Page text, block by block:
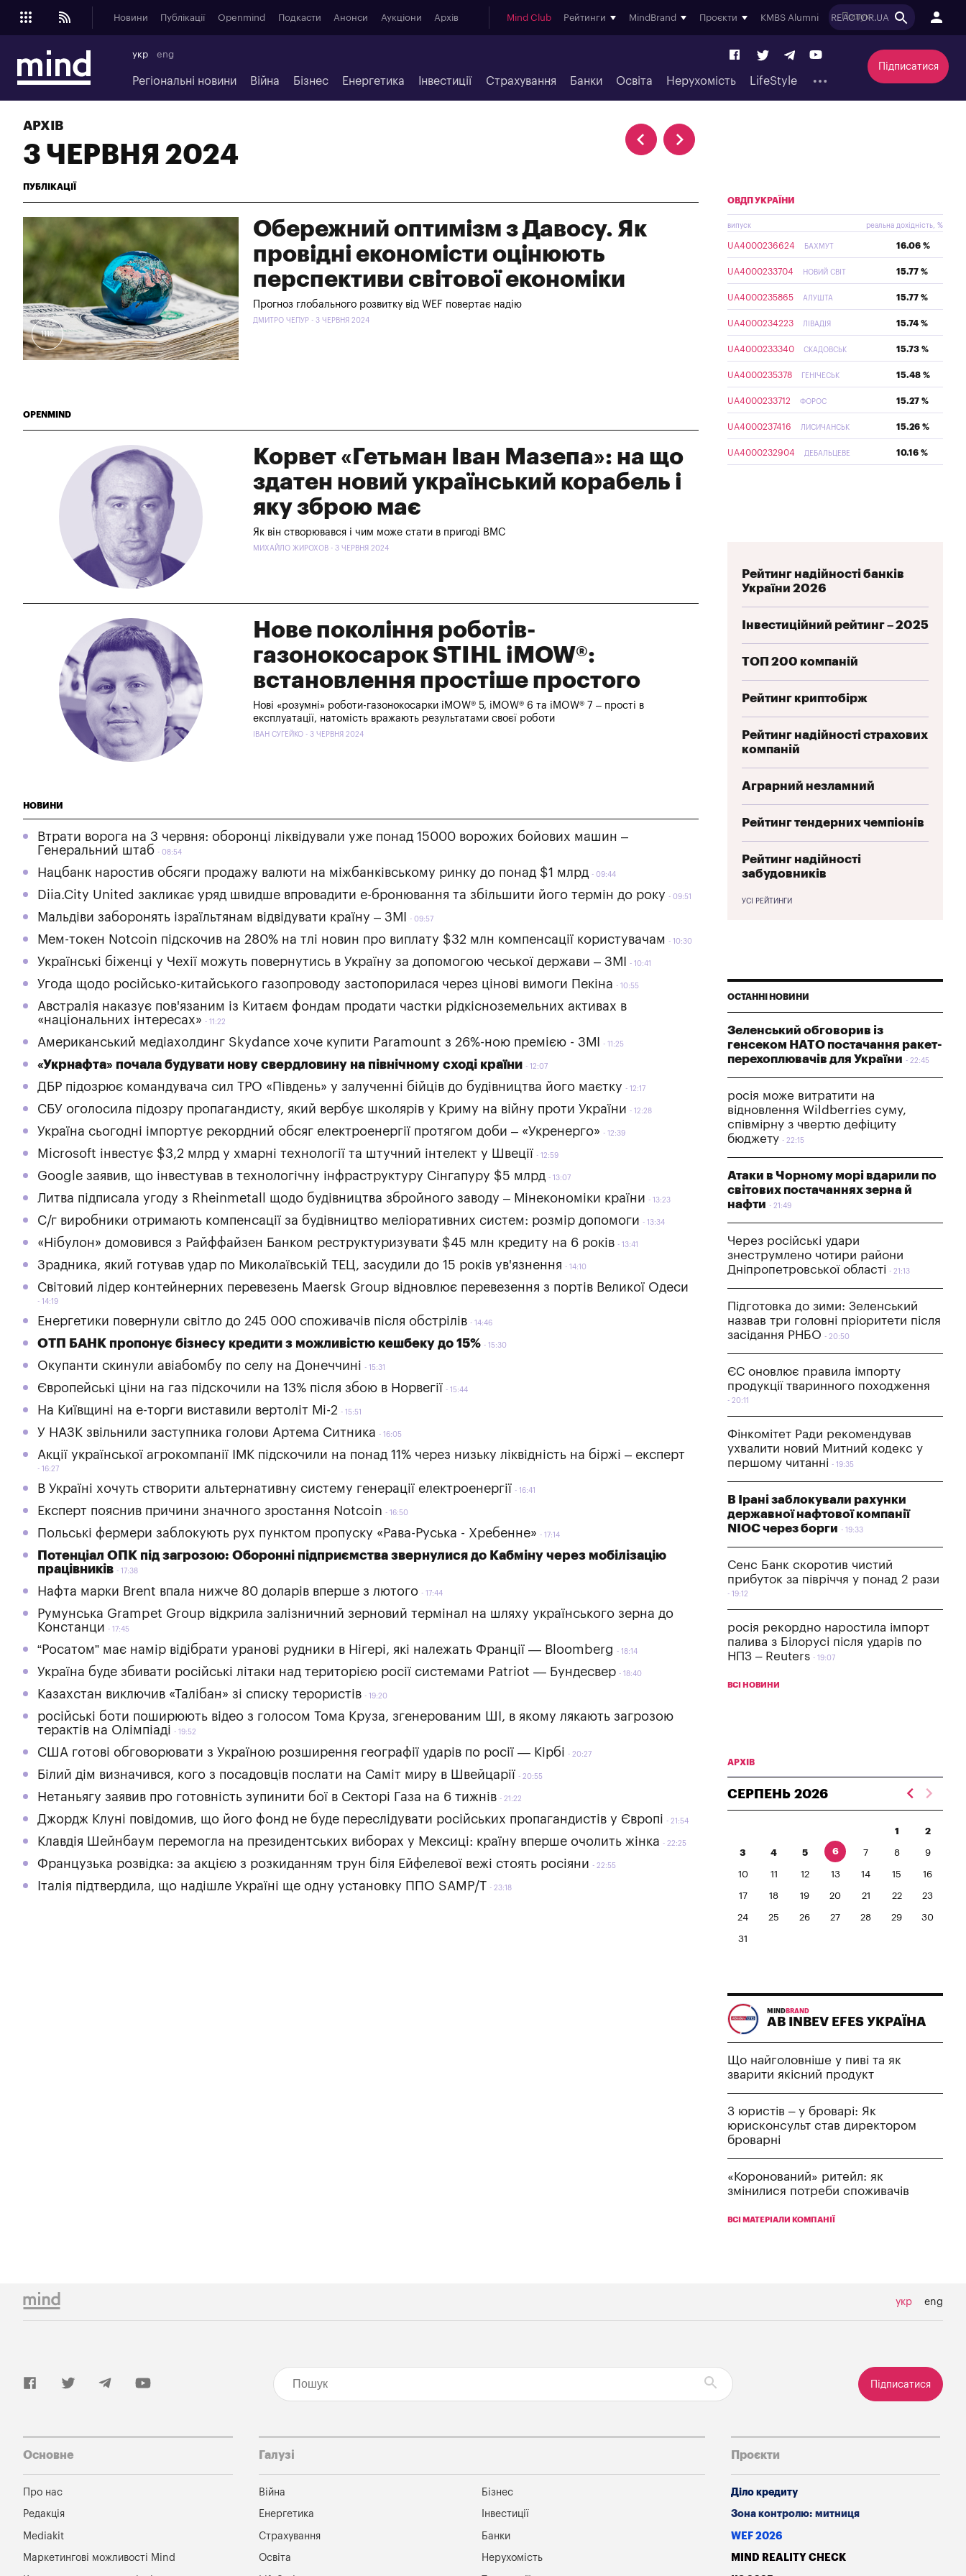
Новини Публікації Openmind Подкасти Анонси Аукціони Архів Mind Club Рейтинги MindBrand Проєкти KMBS Alumni REACTOR.UA
укр eng
Регіональні новини Війна Бізнес Енергетика Інвестиції Страхування Банки Освіта Нерухомість LifeStyle
Підписатися
АРХІВ
3 ЧЕРВНЯ 2024
ПУБЛІКАЦІЇ
1118
Обережний оптимізм з Давосу. Як
провідні економісти оцінюють
перспективи світової економіки
Прогноз глобального розвитку від WEF повертає надію
ДМИТРО ЧЕПУР - 3 ЧЕРВНЯ 2024
OPENMIND
Корвет «Гетьман Іван Мазепа»: на що
здатен новий український корабель і
яку зброю має
Як він створювався і чим може стати в пригоді ВМС
МИХАЙЛО ЖИРОХОВ - 3 ЧЕРВНЯ 2024
Нове покоління роботів-
газонокосарок STIHL iMOW®:
встановлення простіше простого
Нові «розумні» роботи-газонокосарки iMOW® 5, iMOW® 6 та iMOW® 7 – прості в
експлуатації, натомість вражають результатами своєї роботи
ІВАН СУГЕЙКО - 3 ЧЕРВНЯ 2024
НОВИНИ
Втрати ворога на 3 червня: оборонці ліквідували уже понад 15000 ворожих бойових машин –
Генеральний штаб
08:54
Нацбанк наростив обсяги продажу валюти на міжбанківському ринку до понад $1 млрд 09:44
Diia.City United закликає уряд швидше впровадити е-бронювання та збільшити його термін до року 09:51
Мальдіви заборонять ізраїльтянам відвідувати країну – ЗМІ 09:57
Мем-токен Notcoin підскочив на 280% на тлі новин про виплату $32 млн компенсації користувачам 10:30
Українські біженці у Чехії можуть повернутись в Україну за допомогою чеської держави – ЗМІ 10:41
Угода щодо російсько-китайського газопроводу застопорилася через цінові вимоги Пекіна 10:55
Австралія наказує пов'язаним із Китаєм фондам продати частки рідкісноземельних активах в
«національних інтересах»
11:22
Американський медіахолдинг Skydance хоче купити Paramount з 26%-ною премією - ЗМІ 11:25
«Укрнафта» почала будувати нову свердловину на північному сході країни 12:07
ДБР підозрює командувача сил ТРО «Південь» у залученні бійців до будівництва його маєтку 12:17
СБУ оголосила підозру пропагандисту, який вербує школярів у Криму на війну проти України 12:28
Україна сьогодні імпортує рекордний обсяг електроенергії протягом доби – «Укренерго» 12:39
Microsoft інвестує $3,2 млрд у хмарні технології та штучний інтелект у Швеції 12:59
Google заявив, що інвестував в технологічну інфраструктуру Сінгапуру $5 млрд 13:07
Литва підписала угоду з Rheinmetall щодо будівництва збройного заводу – Мінекономіки країни 13:23
С/г виробники отримають компенсації за будівництво меліоративних систем: розмір допомоги 13:34
«Нібулон» домовився з Райффайзен Банком реструктуризувати $45 млн кредиту на 6 років 13:41
Зрадника, який готував удар по Миколаївській ТЕЦ, засудили до 15 років ув'язнення 14:10
Світовий лідер контейнерних перевезень Maersk Group відновлює перевезення з портів Великої Одеси
14:19
Енергетики повернули світло до 245 000 споживачів після обстрілів 14:46
ОТП БАНК пропонує бізнесу кредити з можливістю кешбеку до 15% 15:30
Окупанти скинули авіабомбу по селу на Донеччині 15:31
Європейські ціни на газ підскочили на 13% після збою в Норвегії 15:44
На Київщині на е-торги виставили вертоліт Мі-2 15:51
У НАЗК звільнили заступника голови Артема Ситника 16:05
Акції української агрокомпанії ІМК підскочили на понад 11% через низьку ліквідність на біржі – експерт
16:27
В Україні хочуть створити альтернативну систему генерації електроенергії 16:41
Експерт пояснив причини значного зростання Notcoin 16:50
Польські фермери заблокують рух пунктом пропуску «Рава-Руська - Хребенне» 17:14
Потенціал ОПК під загрозою: Оборонні підприємства звернулися до Кабміну через мобілізацію
працівників
17:38
Нафта марки Brent впала нижче 80 доларів вперше з лютого 17:44
Румунська Grampet Group відкрила залізничний зерновий термінал на шляху українського зерна до
Констанци
17:45
“Росатом” має намір відібрати уранові рудники в Нігері, які належать Франції — Bloomberg 18:14
Україна буде збивати російські літаки над територією росії системами Patriot — Бундесвер 18:40
Казахстан виключив «Талібан» зі списку терористів 19:20
російські боти поширюють відео з голосом Тома Круза, згенерованим ШІ, в якому лякають загрозою
терактів на Олімпіаді
19:52
США готові обговорювати з Україною розширення географії ударів по росії — Кірбі 20:27
Білий дім визначився, кого з посадовців послати на Саміт миру в Швейцарії 20:55
Нетаньягу заявив про готовність зупинити бої в Секторі Газа на 6 тижнів 21:22
Джордж Клуні повідомив, що його фонд не буде переслідувати російських пропагандистів у Європі 21:54
Клавдія Шейнбаум перемогла на президентських виборах у Мексиці: країну вперше очолить жінка 22:25
Французька розвідка: за акцією з розкиданням трун біля Ейфелевої вежі стоять росіяни 22:55
Італія підтвердила, що надішле Україні ще одну установку ППО SAMP/T 23:18
ОВДП УКРАЇНИ
випуск реальна дохідність, %
UA4000236624 БАХМУТ 16.06 %
UA4000233704 НОВИЙ СВІТ 15.77 %
UA4000235865 АЛУШТА 15.77 %
UA4000234223 ЛІВАДІЯ 15.74 %
UA4000233340 СКАДОВСЬК 15.73 %
UA4000235378 ГЕНІЧЕСЬК 15.48 %
UA4000233712 ФОРОС 15.27 %
UA4000237416 ЛИСИЧАНСЬК 15.26 %
UA4000232904 ДЕБАЛЬЦЕВЕ 10.16 %
Рейтинг надійності банків
України 2026
Інвестиційний рейтинг – 2025
ТОП 200 компаній
Рейтинг криптобірж
Рейтинг надійності страхових
компаній
Аграрний незламний
Рейтинг тендерних чемпіонів
Рейтинг надійності
забудовників
УСІ РЕЙТИНГИ
ОСТАННІ НОВИНИ
Зеленський обговорив із
генсеком НАТО постачання ракет-
перехоплювачів для України
22:45
росія може витратити на
відновлення Wildberries суму,
співмірну з чвертю дефіциту
бюджету
22:15
Атаки в Чорному морі вдарили по
світових постачаннях зерна й
нафти
21:49
Через російські удари
знеструмлено чотири райони
Дніпропетровської області
21:13
Підготовка до зими: Зеленський
назвав три головні пріоритети після
засідання РНБО
20:50
ЄС оновлює правила імпорту
продукції тваринного походження
20:11
Фінкомітет Ради рекомендував
ухвалити новий Митний кодекс у
першому читанні
19:35
В Ірані заблокували рахунки
державної нафтової компанії
NIOC через борги
19:33
Сенс Банк скоротив чистий
прибуток за півріччя у понад 2 рази
19:12
росія рекордно наростила імпорт
палива з Білорусі після ударів по
НПЗ – Reuters
19:07
ВСІ НОВИНИ
АРХІВ
СЕРПЕНЬ 2026
1 2
3 4 5 6 7 8 9
10 11 12 13 14 15 16
17 18 19 20 21 22 23
24 25 26 27 28 29 30
31
MIND BRAND
AB INBEV EFES УКРАЇНА
Що найголовніше у пиві та як
зварити якісний продукт
З юристів – у броварі: Як
юрисконсульт став директором
броварні
«Коронований» ритейл: як
змінилися потреби споживачів
ВСІ МАТЕРІАЛИ КОМПАНІЇ
укр eng
Підписатися
Основне
Про нас
Редакція
Mediakit
Маркетингові можливості Mind
Галузі
Війна Бізнес
Енергетика Інвестиції
Страхування Банки
Освіта Нерухомість
Проєкти
Діло кредиту
Зона контролю: митниця
WEF 2026
MIND REALITY CHECK